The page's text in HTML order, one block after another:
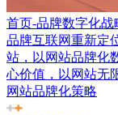
首页-品牌数字化战
品牌互联网重新定
站，以网站品牌化
心价值，以网站无
网站品牌化策略